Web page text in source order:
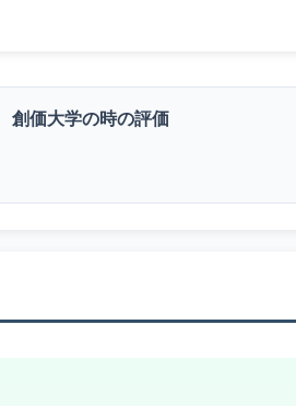
創価大学の時の評価